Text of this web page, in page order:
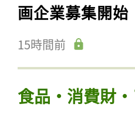
画企業募集開始
15時間前
食品・消費財